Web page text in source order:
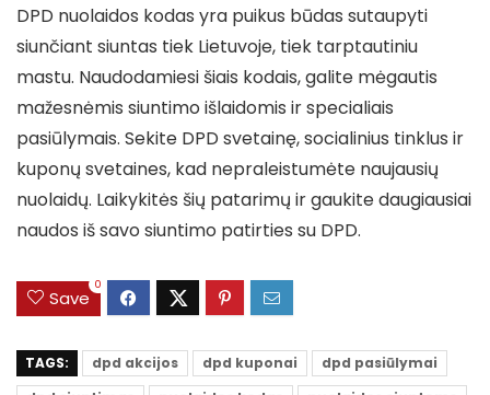
DPD nuolaidos kodas yra puikus būdas sutaupyti
siunčiant siuntas tiek Lietuvoje, tiek tarptautiniu
mastu. Naudodamiesi šiais kodais, galite mėgautis
mažesnėmis siuntimo išlaidomis ir specialiais
pasiūlymais. Sekite DPD svetainę, socialinius tinklus ir
kuponų svetaines, kad nepraleistumėte naujausių
nuolaidų. Laikykitės šių patarimų ir gaukite daugiausiai
naudos iš savo siuntimo patirties su DPD.
Save
0
TAGS: dpd akcijos dpd kuponai
dpd pasiūlymai